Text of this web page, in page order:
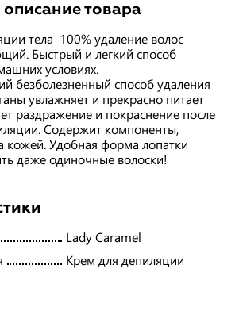
товара
тела 100% удаление волос
Быстрый и легкий способ
условиях.
безболезненный способ удаления
увлажняет и прекрасно питает
раздражение и покраснение после
Содержит компоненты,
кожей. Удобная форма лопатки
даже одиночные волоски!
Lady Caramel
Крем для депиляции